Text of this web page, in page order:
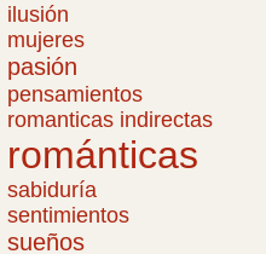
ilusión
mujeres
pasión
pensamientos
romanticas indirectas
románticas
sabiduría
sentimientos
sueños